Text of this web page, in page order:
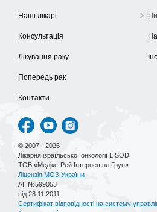
Наші лікарі
Консультація
Лікування раку
Попередь рак
Контакти
© 2007 - 2026
Лікарня ізраїльської онкології LISOD.
ТОВ «Медікс-Рей Інтернешнл Груп»
Ліцензія МОЗ України
АГ №599053
від 28.11.2011.
Сертифікат відповідності на систему